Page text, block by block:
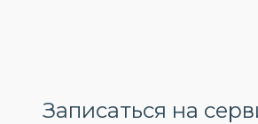
Записаться на